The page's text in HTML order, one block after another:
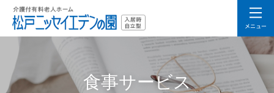
食事サービス